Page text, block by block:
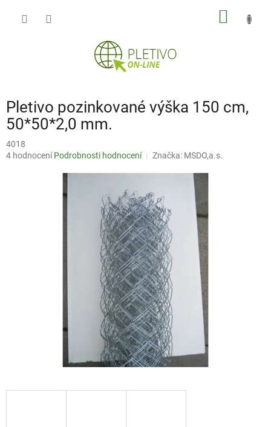
Pletivo pozinkované výška 150 cm,
50*50*2,0 mm.
4018
Průměrné
4 hodnocení Podrobnosti hodnocení Značka: MSDO,a.s.